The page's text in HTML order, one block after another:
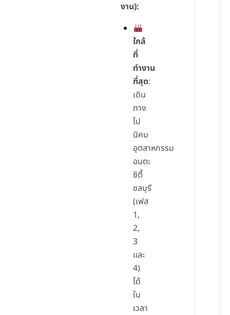
งาน):
ใกล้
ที่
ทำงาน
ที่สุด:
เดิน
ทาง
ไป
นิคม
อุตสาหกรรม
อมตะ
ซิตี้
ชลบุรี
(เฟส
1,
2,
3
และ
4)
ได้
ใน
เวลา